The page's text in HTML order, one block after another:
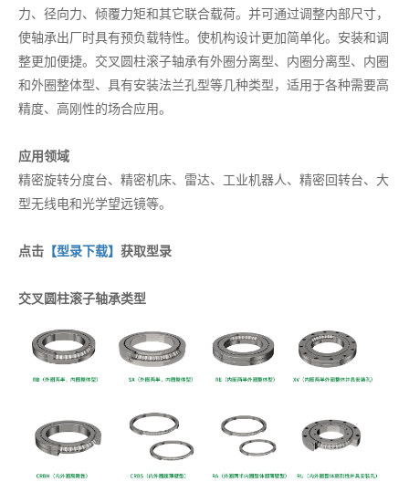
力、径向力、倾覆力矩和其它联合载荷。并可通过调整内部尺寸，
使轴承出厂时具有预负载特性。使机构设计更加简单化。安装和调
整更加便捷。交叉圆柱滚子轴承有外圈分离型、内圈分离型、内圈
和外圈整体型、具有安装法兰孔型等几种类型，适用于各种需要高
精度、高刚性的场合应用。
应用领域
精密旋转分度台、精密机床、雷达、工业机器人、精密回转台、大
型无线电和光学望远镜等。
点击 【型录下载】 获取型录
交叉圆柱滚子轴承类型